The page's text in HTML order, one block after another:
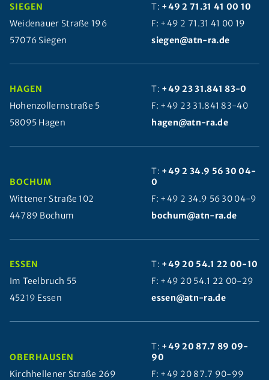
SIEGEN
Weidenauer Straße 196
57076 Siegen
T: +49 2 71.31 41 00 10
F: +49 2 71.31 41 00 19
siegen@atn-ra.de
HAGEN
Hohenzollernstraße 5
58095 Hagen
T: +49 23 31.841 83-0
F: +49 23 31.841 83-40
hagen@atn-ra.de
BOCHUM
Wittener Straße 102
44789 Bochum
T: +49 2 34.9 56 30 04-
0
F: +49 2 34.9 56 30 04-9
bochum@atn-ra.de
ESSEN
Im Teelbruch 55
45219 Essen
T: +49 20 54.1 22 00-10
F: +49 20 54.1 22 00-29
essen@atn-ra.de
OBERHAUSEN
Kirchhellener Straße 269
T: +49 20 87.7 89 09-
90
F: +49 20 87.7 90-99